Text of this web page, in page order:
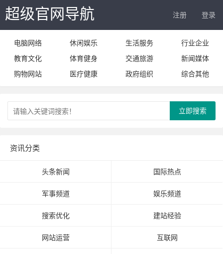
超级官网导航 注册 登录
电脑网络 休闲娱乐 生活服务
行业企业
教育文化
体育健身 交通旅游
新闻媒体
购物网站
医疗健康 政府组织 综合其他
立即搜索
资讯分类
头条新闻 国际热点
军事频道 娱乐频道
搜索优化 建站经验
网站运营 互联网